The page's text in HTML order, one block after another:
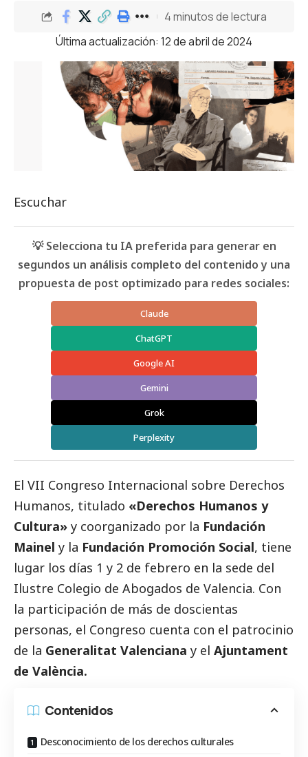
Última actualización: 12 de abril de 2024
4 minutos de lectura
Escuchar
💡 Selecciona tu IA preferida para generar en
segundos un análisis completo del contenido y una
propuesta de post optimizado para redes sociales:
Claude
ChatGPT
Google AI
Gemini
Grok
Perplexity
El VII Congreso Internacional sobre Derechos
Humanos, titulado «Derechos Humanos y
Cultura» y coorganizado por la Fundación
Mainel y la Fundación Promoción Social, tiene
lugar los días 1 y 2 de febrero en la sede del
Ilustre Colegio de Abogados de Valencia. Con
la participación de más de doscientas
personas, el Congreso cuenta con el patrocinio
de la Generalitat Valenciana y el Ajuntament
de València.
Contenidos
Desconocimiento de los derechos culturales